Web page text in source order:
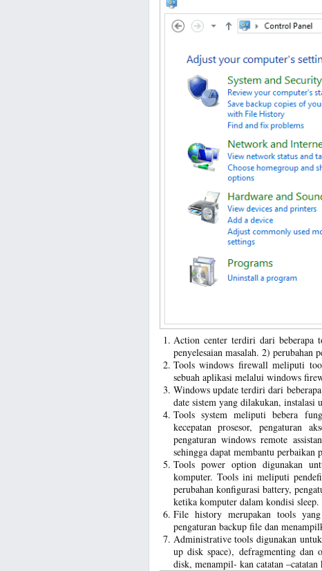
Action center terdiri dari beberapa
penyelesaian masalah. 2) perubahan
Tools windows firewall meliputi
sebuah aplikasi melalui windows
Windows update terdiri dari
date sistem yang dilakukan, instalasi
Tools system meliputi bebera
kecepatan prosesor, pengaturan
pengaturan windows remote
sehingga dapat membantu perbaikan
Tools power option digunakan
komputer. Tools ini meliputi
perubahan konfigurasi battery,
ketika komputer dalam kondisi sleep.
File history merupakan tools
pengaturan backup file dan
Administrative tools digunakan
up disk space), defragmenting dan
disk, menampil-­ kan catatan